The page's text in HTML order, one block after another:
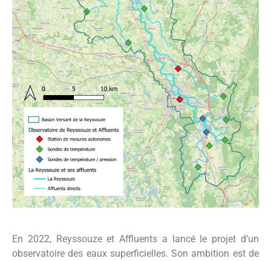
En 2022, Reyssouze et Affluents a lancé le projet d’un
observatoire des eaux superficielles. Son ambition est de